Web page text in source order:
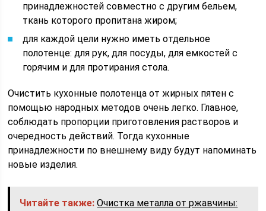
принадлежностей совместно с другим бельем,
ткань которого пропитана жиром;
для каждой цели нужно иметь отдельное
полотенце: для рук, для посуды, для емкостей с
горячим и для протирания стола.
Очистить кухонные полотенца от жирных пятен с
помощью народных методов очень легко. Главное,
соблюдать пропорции приготовления растворов и
очередность действий. Тогда кухонные
принадлежности по внешнему виду будут напоминать
новые изделия.
Читайте также: Очистка металла от ржавчины: